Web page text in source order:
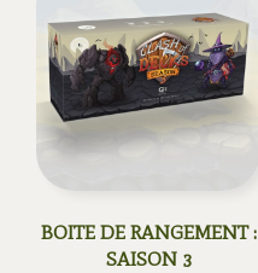
BOITE DE RANGEMENT :
SAISON 3